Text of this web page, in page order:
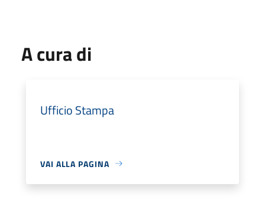
A cura di
Ufficio Stampa
VAI ALLA PAGINA